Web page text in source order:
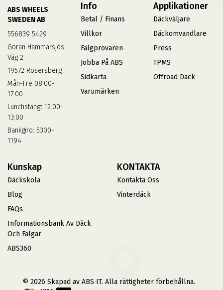
ABS WHEELS
SWEDEN AB
556839 5429
Göran Hammarsjös
Väg 2
19572 Rosersberg
Mån-Fre 08:00-
17:00
Lunchstängt 12:00-
13:00
Bankgiro: 5300-
1194
Info
Betal / Finans
Villkor
Fälgprovaren
Jobba På ABS
Sidkarta
Varumärken
Applikationer
Däckväljare
Däckomvandlare
Press
TPMS
Offroad Däck
Kunskap
Däckskola
Blog
FAQs
Informationsbank Av Däck
Och Fälgar
ABS360
KONTAKTA
Kontakta Oss
Vinterdäck
© 2026 Skapad av ABS IT. Alla rättigheter förbehållna.